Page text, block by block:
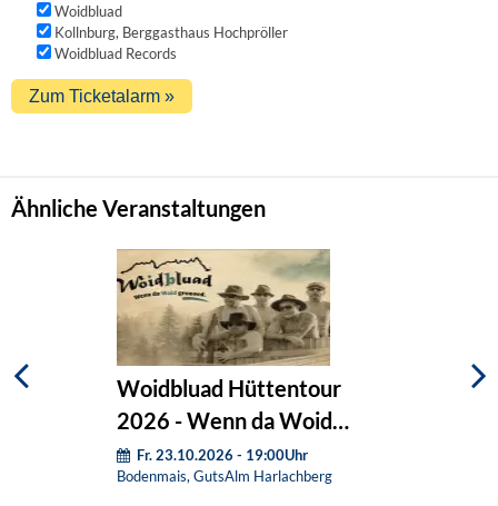
Woidbluad
Kollnburg, Berggasthaus Hochpröller
Woidbluad Records
Ähnliche Veranstaltungen
Woidbluad Hüttentour
2026 - Wenn da Woid
grooved.
Fr. 23.10.2026 - 19:00Uhr
Bodenmais, GutsAlm Harlachberg